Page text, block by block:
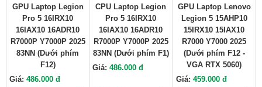
GPU Laptop Legion
Pro 5 16IRX10
16IAX10 16ADR10
R7000P Y7000P 2025
83NN (Dưới phím
F12)
Giá: 486.000 đ
CPU Laptop Legion
Pro 5 16IRX10
16IAX10 16ADR10
R7000P Y7000P 2025
83NN (Dưới phím F1)
Giá:486.000 đ
GPU Laptop Lenovo
Legion 5 15AHP10
15IRX10 15IAX10
R7000 Y7000 2025
(Dưới phím F12 -
VGA RTX 5060)
Giá: 459.000 đ